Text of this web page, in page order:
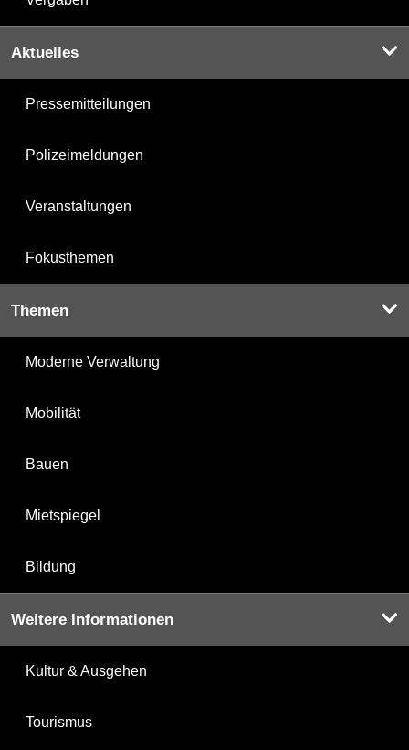
Aktuelles
Pressemitteilungen
Polizeimeldungen
Veranstaltungen
Fokusthemen
Themen
Moderne Verwaltung
Mobilität
Bauen
Mietspiegel
Bildung
Weitere Informationen
Kultur & Ausgehen
Tourismus